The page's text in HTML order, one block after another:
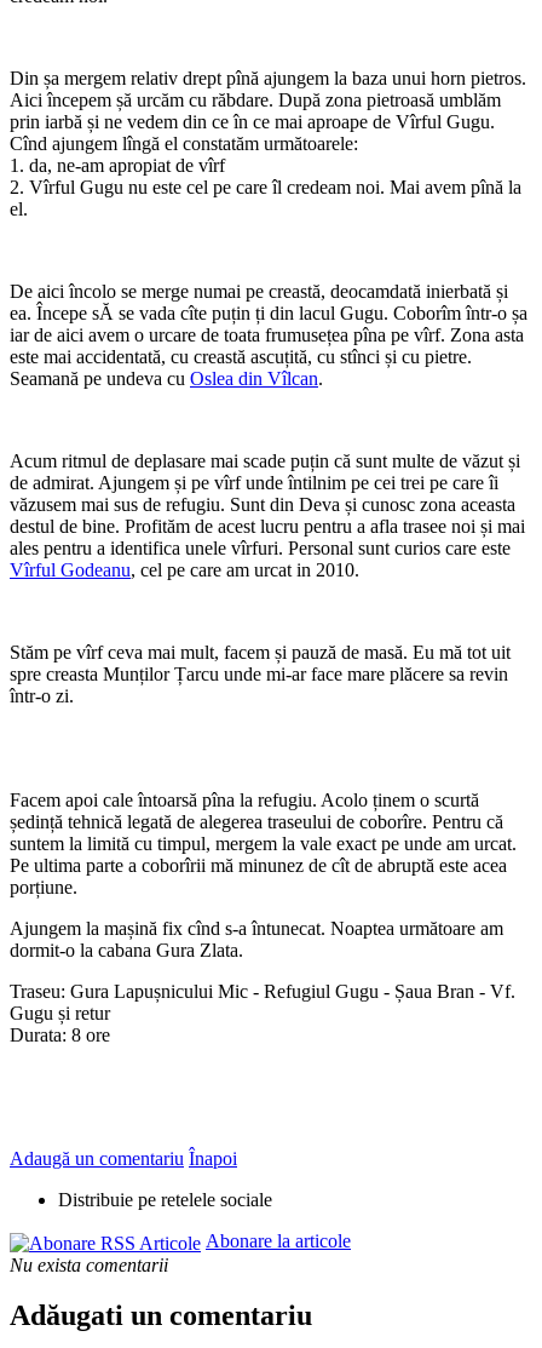
Din șa mergem relativ drept pînă ajungem la baza unui horn pietros.
Aici începem șă urcăm cu răbdare. După zona pietroasă umblăm
prin iarbă și ne vedem din ce în ce mai aproape de Vîrful Gugu.
Cînd ajungem lîngă el constatăm următoarele:
1. da, ne-am apropiat de vîrf
2. Vîrful Gugu nu este cel pe care îl credeam noi. Mai avem pînă la
el.
De aici încolo se merge numai pe creastă, deocamdată inierbată și
ea. Începe sĂ se vada cîte puțin ți din lacul Gugu. Coborîm într-o șa
iar de aici avem o urcare de toata frumusețea pîna pe vîrf. Zona asta
este mai accidentată, cu creastă ascuțită, cu stînci și cu pietre.
Seamană pe undeva cu Oslea din Vîlcan.
Acum ritmul de deplasare mai scade puțin că sunt multe de văzut și
de admirat. Ajungem și pe vîrf unde întilnim pe cei trei pe care îi
văzusem mai sus de refugiu. Sunt din Deva și cunosc zona aceasta
destul de bine. Profităm de acest lucru pentru a afla trasee noi și mai
ales pentru a identifica unele vîrfuri. Personal sunt curios care este
Vîrful Godeanu, cel pe care am urcat in 2010.
Stăm pe vîrf ceva mai mult, facem și pauză de masă. Eu mă tot uit
spre creasta Munților Țarcu unde mi-ar face mare plăcere sa revin
într-o zi.
Facem apoi cale întoarsă pîna la refugiu. Acolo ținem o scurtă
ședință tehnică legată de alegerea traseului de coborîre. Pentru că
suntem la limită cu timpul, mergem la vale exact pe unde am urcat.
Pe ultima parte a coborîrii mă minunez de cît de abruptă este acea
porțiune.
Ajungem la mașină fix cînd s-a întunecat. Noaptea următoare am
dormit-o la cabana Gura Zlata.
Traseu: Gura Lapușnicului Mic - Refugiul Gugu - Șaua Bran - Vf.
Gugu și retur
Durata: 8 ore
Adaugă un comentariu Înapoi
Distribuie pe retelele sociale
Abonare la articole
Nu exista comentarii
Adăugati un comentariu